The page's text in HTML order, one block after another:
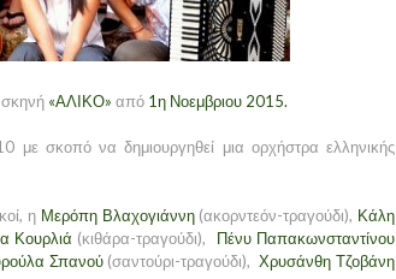
σκηνή «ΑΛΙΚΟ» από 1η Νοεμβριου 2015.
με σκοπό να δημιουργηθεί μια ορχήστρα ελληνικής
η Μερόπη Βλαχογιάννη(ακορντεόν-τραγούδι), Κάλη
Κουρλιά (κιθάρα-τραγούδι), Πένυ Παπακωνσταντίνου
Σπανού(σαντούρι-τραγούδι), Χρυσάνθη Τζοβάνη